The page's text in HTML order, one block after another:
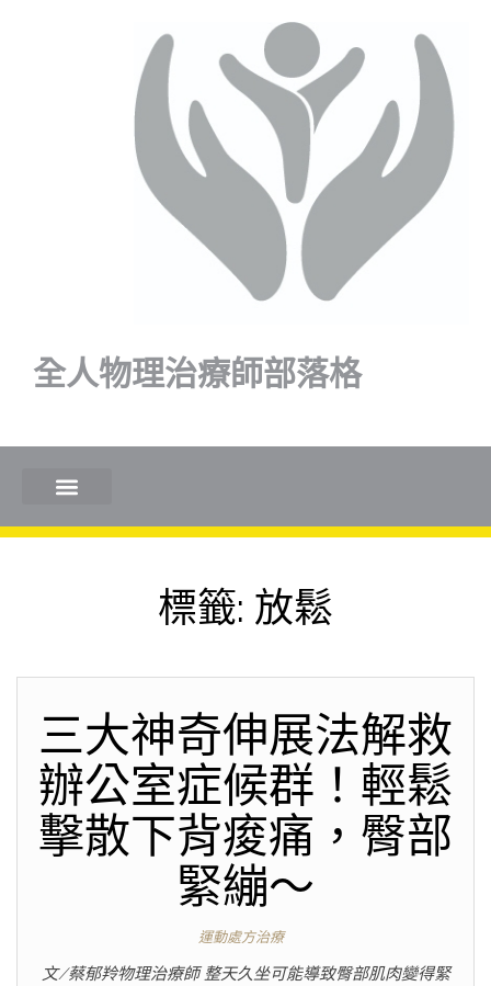
全人物理治療師部落格
標籤: 放鬆
三大神奇伸展法解救
辦公室症候群！輕鬆
擊散下背痠痛，臀部
緊繃～
運動處方治療
文/蔡郁羚物理治療師 整天久坐可能導致臀部肌肉變得緊